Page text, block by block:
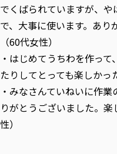
でくばられていますが、
で、大事に使います。あり
（60代女性）
・はじめてうちわを作っ
たりしてとっても楽しかっ
・みなさんていねいに作
りがとうございました。
性）